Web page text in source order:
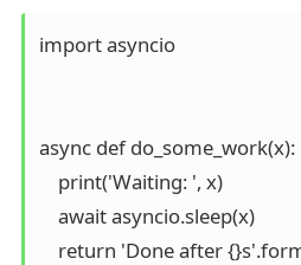
import asyncio
async def do_some_work(x):
    print('Waiting: ', x)
    await asyncio.sleep(x)
return 'Done after